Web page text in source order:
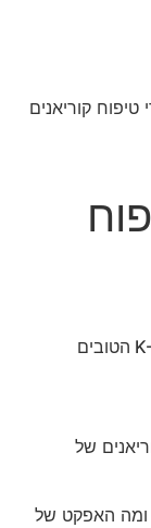
טיפוח קוריאנים
מוצרי קוסמטיקה קוריאנים או מוצרי K-BEAUTY הטובים
של
ומה האפקט של